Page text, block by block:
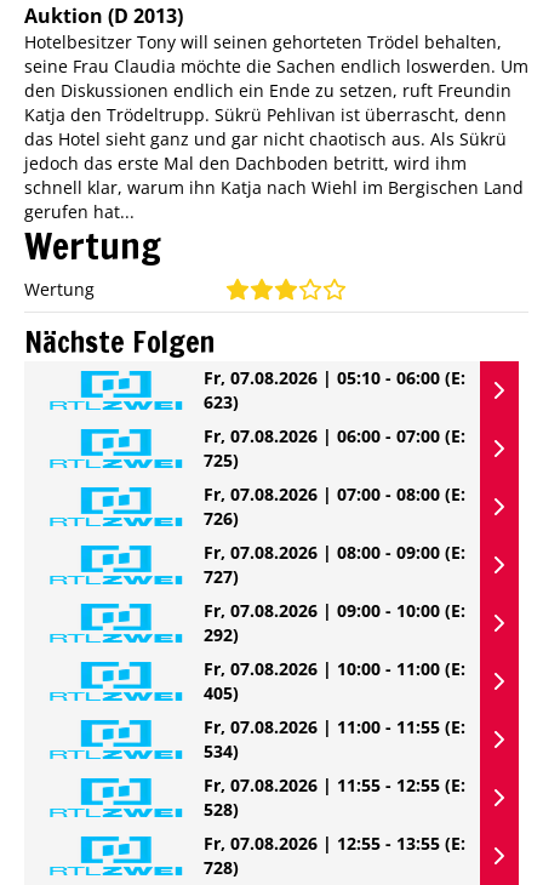
Auktion (D 2013)
Hotelbesitzer Tony will seinen gehorteten Trödel behalten,
seine Frau Claudia möchte die Sachen endlich loswerden. Um
den Diskussionen endlich ein Ende zu setzen, ruft Freundin
Katja den Trödeltrupp. Sükrü Pehlivan ist überrascht, denn
das Hotel sieht ganz und gar nicht chaotisch aus. Als Sükrü
jedoch das erste Mal den Dachboden betritt, wird ihm
schnell klar, warum ihn Katja nach Wiehl im Bergischen Land
gerufen hat...
Wertung
Wertung
Nächste Folgen
Fr, 07.08.2026 | 05:10 - 06:00 (E:
623)
Fr, 07.08.2026 | 06:00 - 07:00 (E:
725)
Fr, 07.08.2026 | 07:00 - 08:00 (E:
726)
Fr, 07.08.2026 | 08:00 - 09:00 (E:
727)
Fr, 07.08.2026 | 09:00 - 10:00 (E:
292)
Fr, 07.08.2026 | 10:00 - 11:00 (E:
405)
Fr, 07.08.2026 | 11:00 - 11:55 (E:
534)
Fr, 07.08.2026 | 11:55 - 12:55 (E:
528)
Fr, 07.08.2026 | 12:55 - 13:55 (E:
728)